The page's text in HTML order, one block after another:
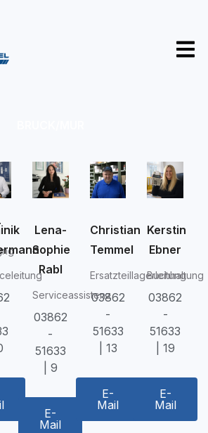
Lena-
Sophie
Rabl
Serviceassistenz
03862
-
51633
| 9
E-
Mail
Christian
Temmel
Ersatzteillagerleitung
03862
-
51633
| 13
E-
Mail
Kerstin
Ebner
Buchhaltung
03862
-
51633
| 19
E-
Mail